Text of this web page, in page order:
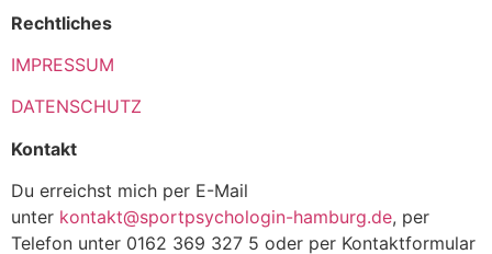
Rechtliches
IMPRESSUM
DATENSCHUTZ
Kontakt
Du erreichst mich per E-Mail
unter kontakt@sportpsychologin-hamburg.de, per
Telefon unter 0162 369 327 5 oder per Kontaktformular